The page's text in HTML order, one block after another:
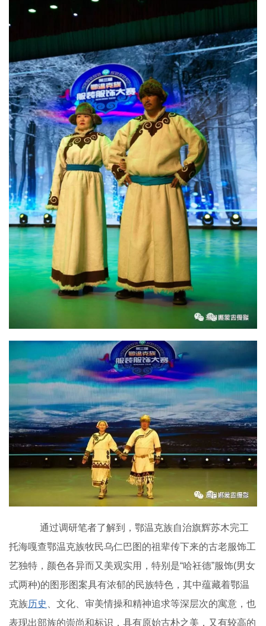
通过调研笔者了解到，鄂温克族自治旗辉苏木完工
托海嘎查鄂温克族牧民乌仁巴图的祖辈传下来的古老服饰工
艺独特，颜色各异而又美观实用，特别是“哈衽德”服饰(男女
式两种)的图形图案具有浓郁的民族特色，其中蕴藏着鄂温
克族历史
、文化、审美情操和精神追求等深层次的寓意，也
表现出部族的崇尚和标识，具有原始古朴之美，又有较高的